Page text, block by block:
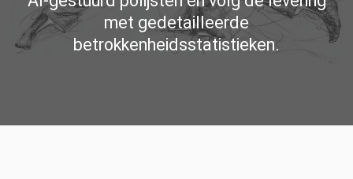
met gedetailleerde
betrokkenheidsstatistieken.